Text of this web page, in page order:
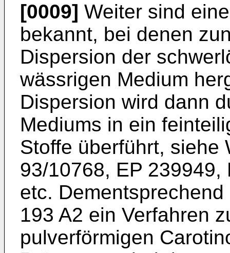
[0009] Weiter sind
bekannt, bei denen
Dispersion der
wässrigen Medium
Dispersion wird dann
Mediums in ein
Stoffe überführt, siehe
93/10768, EP
etc.
193 A2 ein Verfahren
pulverförmigen